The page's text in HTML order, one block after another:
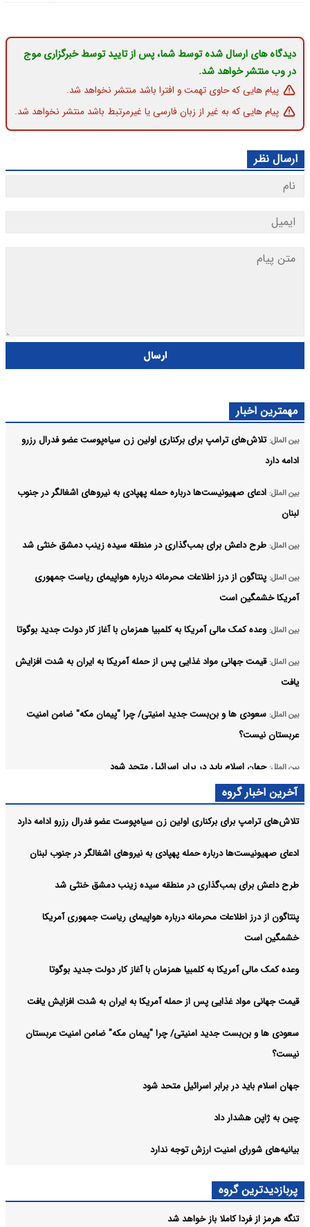
دیدگاه های ارسال شده توسط شما، پس از تایید توسط خبرگزاری موج
در وب منتشر خواهد شد.
پیام هایی که حاوی تهمت و افترا باشد منتشر نخواهد شد.
پیام هایی که به غیر از زبان فارسی یا غیرمرتبط باشد منتشر نخواهد شد.
ارسال نظر
ارسال
مهمترین اخبار
بین الملل: تلاش‌های ترامپ برای برکناری اولین زن سیاه‌پوست عضو فدرال رزرو
ادامه دارد
بین الملل: ادعای صهیونیست‌ها درباره حمله پهپادی به نیروهای اشغالگر در جنوب
لبنان
بین الملل: طرح داعش برای بمب‌گذاری در منطقه سیده زینب دمشق خنثی شد
بین الملل: پنتاگون از درز اطلاعات محرمانه درباره هواپیمای ریاست جمهوری
آمریکا خشمگین است
بین الملل: وعده کمک مالی آمریکا به کلمبیا همزمان با آغاز کار دولت جدید بوگوتا
بین الملل: قیمت جهانی مواد غذایی پس از حمله آمریکا به ایران به شدت افزایش
یافت
بین الملل: سعودی ها و بن‌بست جدید امنیتی/ چرا "پیمان مکه" ضامن امنیت
عربستان نیست؟
بین الملل: جهان اسلام باید در برابر اسرائیل متحد شود
بین الملل: چین به ژاپن هشدار داد
بین الملل: بیانیه‌های شورای امنیت ارزش توجه ندارد
آرشیو
آخرین اخبار گروه
تلاش‌های ترامپ برای برکناری اولین زن سیاه‌پوست عضو فدرال رزرو ادامه دارد
ادعای صهیونیست‌ها درباره حمله پهپادی به نیروهای اشغالگر در جنوب لبنان
طرح داعش برای بمب‌گذاری در منطقه سیده زینب دمشق خنثی شد
پنتاگون از درز اطلاعات محرمانه درباره هواپیمای ریاست جمهوری آمریکا
خشمگین است
وعده کمک مالی آمریکا به کلمبیا همزمان با آغاز کار دولت جدید بوگوتا
قیمت جهانی مواد غذایی پس از حمله آمریکا به ایران به شدت افزایش یافت
سعودی ها و بن‌بست جدید امنیتی/ چرا "پیمان مکه" ضامن امنیت عربستان
نیست؟
جهان اسلام باید در برابر اسرائیل متحد شود
چین به ژاپن هشدار داد
بیانیه‌های شورای امنیت ارزش توجه ندارد
پربازدیدترین گروه
تنگه هرمز از فردا کاملا باز خواهد شد